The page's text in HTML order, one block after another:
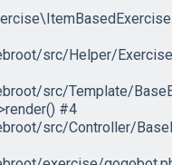
src/Helper/
src/Template/
#4
src/Controller/